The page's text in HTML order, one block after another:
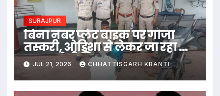
SURAJPUR
बिना नंबर प्लेट बाइक पर गांजा
तस्करी, ओडिशा से लेकर जा रहा था
UP, आरोपी गिरफ्तार
JUL 21, 2026 CHHATTISGARH KRANTI